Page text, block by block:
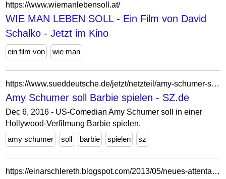
https://www.wiemanlebensoll.at/
WIE MAN LEBEN SOLL - Ein Film von David
Schalko - Jetzt im Kino
ein film von wie man
https://www.sueddeutsche.de/jetzt/netzteil/amy-schumer-soll-barbie-spielen-jzt.768279533819775944
Amy Schumer soll Barbie spielen - SZ.de
Dec 6, 2016 - US-Comedian Amy Schumer soll in einer
Hollywood-Verfilmung Barbie spielen.
amy schumer
soll barbie spielen sz
https://einarschlereth.blogspot.com/2013/05/neues-attentat-auf-afrika-die.html?m=0